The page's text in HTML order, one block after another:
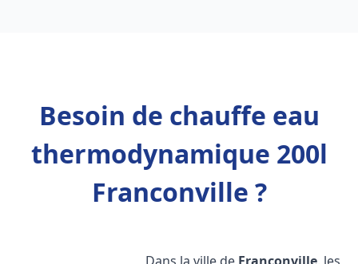
Besoin de chauffe eau
thermodynamique 200l
Franconville ?